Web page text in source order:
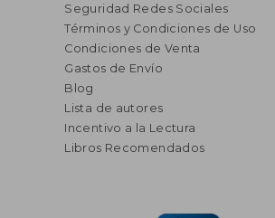
Seguridad Redes Sociales
Términos y Condiciones de Uso
Condiciones de Venta
Gastos de Envío
Blog
Lista de autores
Incentivo a la Lectura
Libros Recomendados